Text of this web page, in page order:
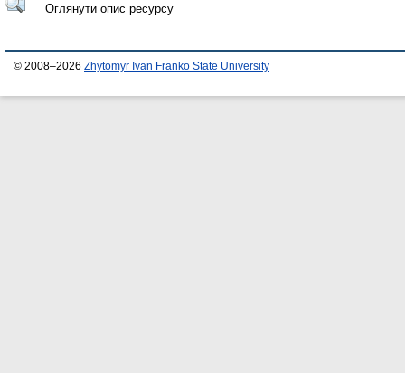
Оглянути опис ресурсу
© 2008–2026 Zhytomyr Ivan Franko State University